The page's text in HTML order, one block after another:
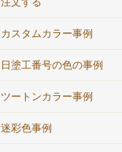
カスタムカラー事例
日塗工番号の色の事例
ツートンカラー事例
迷彩色事例